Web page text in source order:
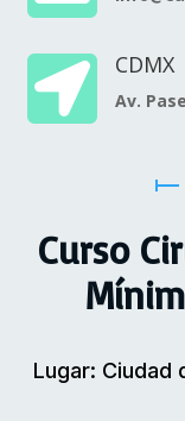
 CDMX
Av.
Curso
Lugar: Ciudad